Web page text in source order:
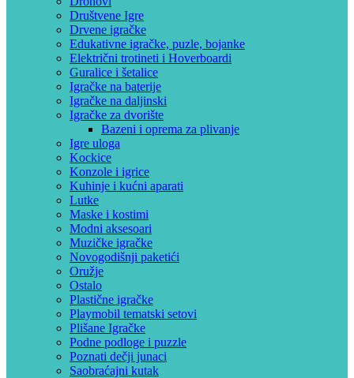
Društvene Igre
Drvene igračke
Edukativne igračke, puzle, bojanke
Električni trotineti i Hoverboardi
Guralice i šetalice
Igračke na baterije
Igračke na daljinski
‎Igračke za dvorište
Bazeni i oprema za plivanje
Igre uloga
Kockice
Konzole i igrice
Kuhinje i kućni aparati
Lutke
Maske i kostimi
Modni aksesoari
Muzičke igračke
Novogodišnji paketići
Oružje
Ostalo
Plastične igračke
Playmobil tematski setovi
Plišane Igračke
Podne podloge i puzzle
Poznati dečji junaci
Saobraćajni kutak